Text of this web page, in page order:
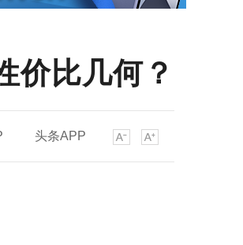
价比几何？
头条APP